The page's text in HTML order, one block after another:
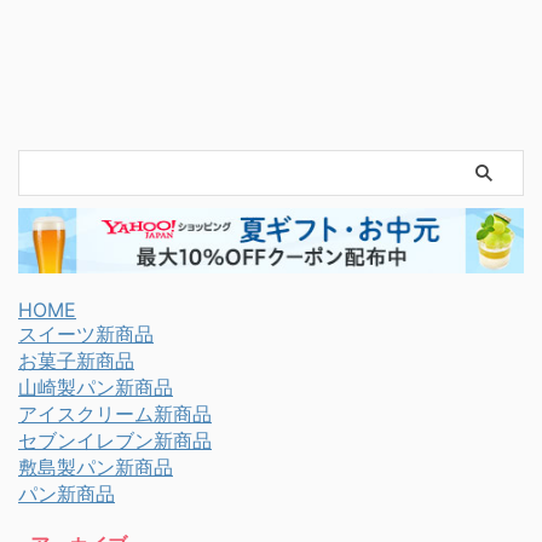
HOME
スイーツ新商品
お菓子新商品
山崎製パン新商品
アイスクリーム新商品
セブンイレブン新商品
敷島製パン新商品
パン新商品